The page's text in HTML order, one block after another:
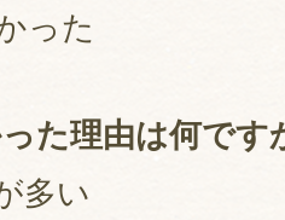
った
た理由は何です
多い